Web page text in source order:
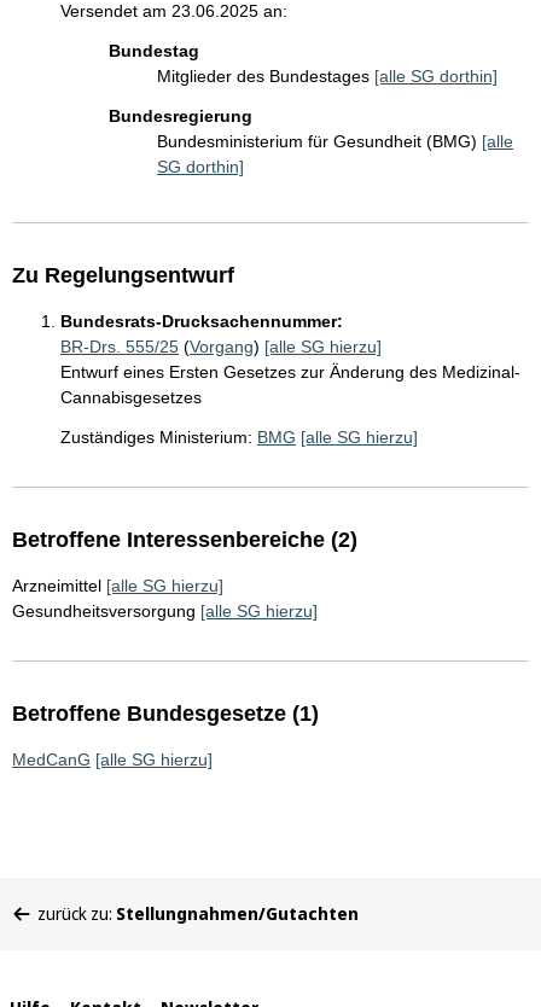
Versendet am 23.06.2025 an:
Bundestag
Mitglieder des Bundestages [alle SG dorthin]
Bundesregierung
Bundesministerium für Gesundheit (BMG) [alle
SG dorthin]
Zu Regelungsentwurf
Bundesrats-Drucksachennummer:
BR-Drs. 555/25 (Vorgang) [alle SG hierzu]
Entwurf eines Ersten Gesetzes zur Änderung des Medizinal-
Cannabisgesetzes
Zuständiges Ministerium: BMG [alle SG hierzu]
Betroffene Interessenbereiche (2)
Arzneimittel [alle SG hierzu]
Gesundheitsversorgung [alle SG hierzu]
Betroffene Bundesgesetze (1)
MedCanG [alle SG hierzu]
befinden
zurück zu: Stellungnahmen/Gutachten